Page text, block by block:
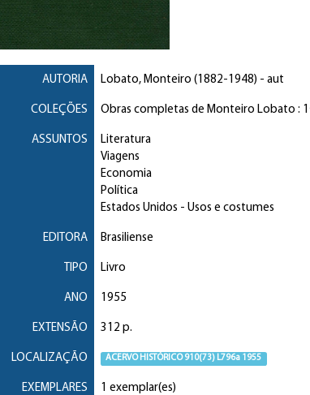
AUTORIA Lobato, Monteiro (1882-1948) - aut
COLEÇÕES Obras completas de Monteiro Lobato :
ASSUNTOS
Literatura
Viagens
Economia
Política
Estados Unidos - Usos e costumes
EDITORA Brasiliense
TIPO Livro
ANO 1955
EXTENSÃO 312 p.
LOCALIZAÇÃO ACERVO HISTÓRICO 910(73) L796a 1955
EXEMPLARES 1 exemplar(es)